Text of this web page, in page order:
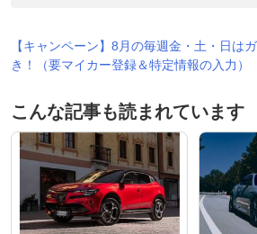
【キャンペーン】8月の毎週金・土・日は
き！（要マイカー登録＆特定情報の入力）
こんな記事も読まれています